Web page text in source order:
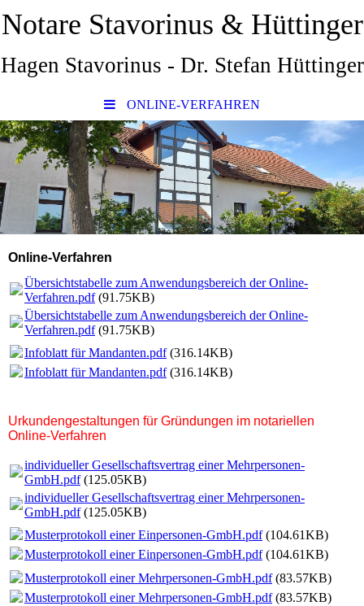
Notare Stavorinus & Hüttinger
Hagen Stavorinus - Dr. Stefan Hüttinger
ONLINE-VERFAHREN
Online-Verfahren
Übersichtstabelle zum Anwendungsbereich der Online-
Verfahren.pdf(91.75KB)
Übersichtstabelle zum Anwendungsbereich der Online-
Verfahren.pdf(91.75KB)
Infoblatt für Mandanten.pdf(316.14KB)
Infoblatt für Mandanten.pdf(316.14KB)
Urkundengestaltungen für Gründungen im notariellen
Online-Verfahren
individueller Gesellschaftsvertrag einer Mehrpersonen-
GmbH.pdf(125.05KB)
individueller Gesellschaftsvertrag einer Mehrpersonen-
GmbH.pdf(125.05KB)
Musterprotokoll einer Einpersonen-GmbH.pdf(104.61KB)
Musterprotokoll einer Einpersonen-GmbH.pdf(104.61KB)
Musterprotokoll einer Mehrpersonen-GmbH.pdf(83.57KB)
Musterprotokoll einer Mehrpersonen-GmbH.pdf(83.57KB)